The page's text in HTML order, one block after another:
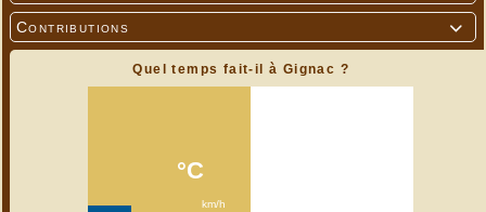

Contributions
Quel temps fait-il à Gignac ?